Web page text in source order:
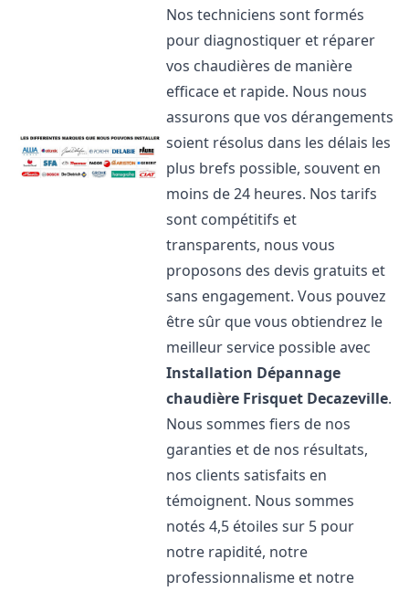
Nos techniciens sont formés
pour diagnostiquer et réparer
vos chaudières de manière
efficace et rapide. Nous nous
assurons que vos dérangements
soient résolus dans les délais les
plus brefs possible, souvent en
moins de 24 heures. Nos tarifs
sont compétitifs et
transparents, nous vous
proposons des devis gratuits et
sans engagement. Vous pouvez
être sûr que vous obtiendrez le
meilleur service possible avec
Installation Dépannage
chaudière Frisquet Decazeville.
Nous sommes fiers de nos
garanties et de nos résultats,
nos clients satisfaits en
témoignent. Nous sommes
notés 4,5 étoiles sur 5 pour
notre rapidité, notre
professionnalisme et notre